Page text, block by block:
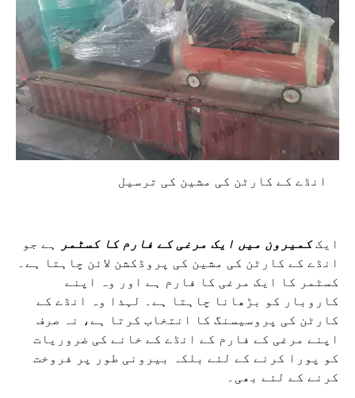
انڈے کے کارٹن کی مشین کی ترسیل
ایککمیرون میں ایک مرغی کے فارم کا کسٹمر ہے جو
انڈے کے کارٹن کی مشین کی پروڈکشن لائن چاہتا ہے۔
کسٹمر کا ایک مرغی کا فارم ہے اور وہ اپنے
کاروبار کو بڑھانا چاہتا ہے۔ لہذا وہ انڈے کے
کارٹن کی پروسیسنگ کا انتخاب کرتا ہے، نہ صرف
اپنے مرغی کے فارم کے انڈے کے خانے کی ضروریات
کو پورا کرنے کے لئے بلکہ بیرونی طور پر فروخت
کرنے کے لئے بھی۔